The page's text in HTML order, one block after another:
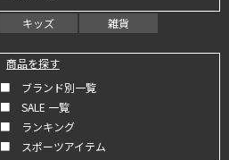
キッズ 雑貨
商品を探す
■ ブランド別一覧
■ SALE 一覧
■ ランキング
■ スポーツアイテム